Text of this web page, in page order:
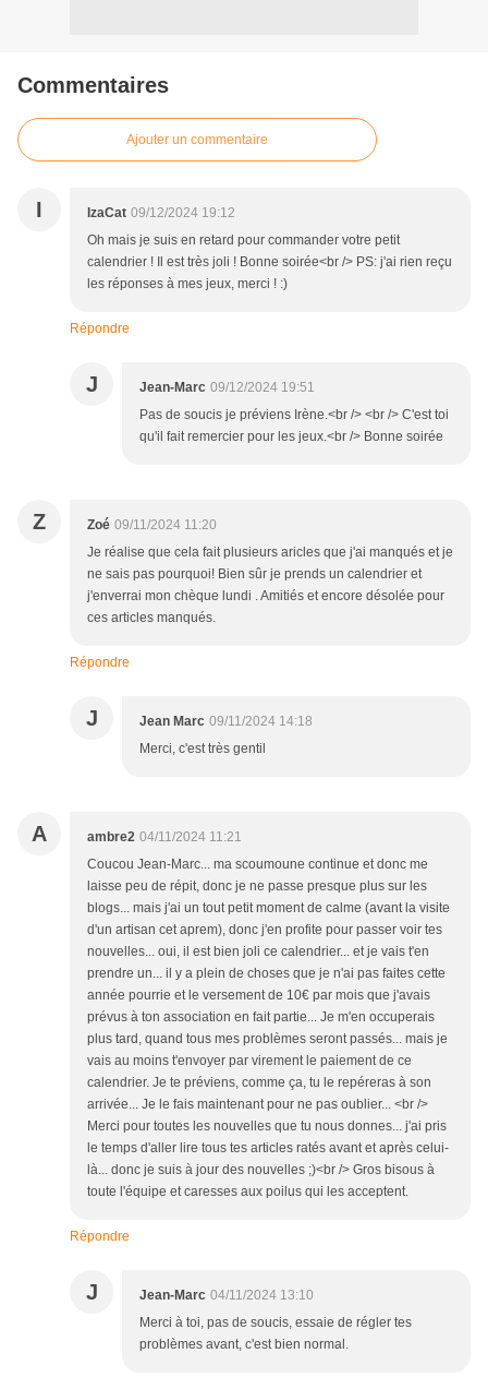
Commentaires
Ajouter un commentaire
I IzaCat 09/12/2024 19:12
Oh mais je suis en retard pour commander votre petit
calendrier ! Il est très joli ! Bonne soirée<br /> PS: j'ai rien reçu
les réponses à mes jeux, merci ! :)
Répondre
J Jean-Marc 09/12/2024 19:51
Pas de soucis je préviens Irène.<br /> <br /> C'est toi
qu'il fait remercier pour les jeux.<br /> Bonne soirée
Z Zoé 09/11/2024 11:20
Je réalise que cela fait plusieurs aricles que j'ai manqués et je
ne sais pas pourquoi! Bien sûr je prends un calendrier et
j'enverrai mon chèque lundi . Amitiés et encore désolée pour
ces articles manqués.
Répondre
J Jean Marc 09/11/2024 14:18
Merci, c'est très gentil
A ambre2 04/11/2024 11:21
Coucou Jean-Marc... ma scoumoune continue et donc me
laisse peu de répit, donc je ne passe presque plus sur les
blogs... mais j'ai un tout petit moment de calme (avant la visite
d'un artisan cet aprem), donc j'en profite pour passer voir tes
nouvelles... oui, il est bien joli ce calendrier... et je vais t'en
prendre un... il y a plein de choses que je n'ai pas faites cette
année pourrie et le versement de 10€ par mois que j'avais
prévus à ton association en fait partie... Je m'en occuperais
plus tard, quand tous mes problèmes seront passés... mais je
vais au moins t'envoyer par virement le paiement de ce
calendrier. Je te préviens, comme ça, tu le repéreras à son
arrivée... Je le fais maintenant pour ne pas oublier... <br />
Merci pour toutes les nouvelles que tu nous donnes... j'ai pris
le temps d'aller lire tous tes articles ratés avant et après celui-
là... donc je suis à jour des nouvelles ;)<br /> Gros bisous à
toute l'équipe et caresses aux poilus qui les acceptent.
Répondre
J Jean-Marc 04/11/2024 13:10
Merci à toi, pas de soucis, essaie de régler tes
problèmes avant, c'est bien normal.